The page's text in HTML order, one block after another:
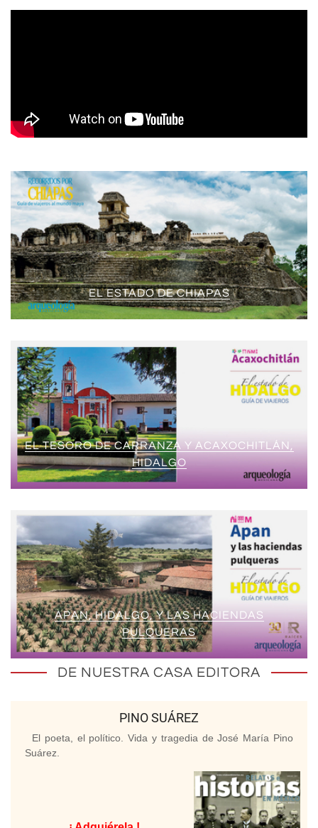
EL ESTADO DE CHIAPAS
EL TESORO DE CARRANZA Y ACAXOCHITLÁN,
HIDALGO
APAN, HIDALGO, Y LAS HACIENDAS
PULQUERAS
DE NUESTRA CASA EDITORA
PINO SUÁREZ
El poeta, el político. Vida y tragedia de José María Pino
Suárez.